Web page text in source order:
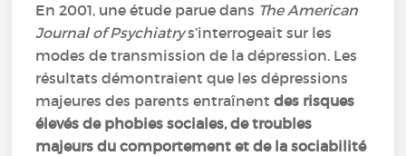
En 2001, une étude parue dans The American
Journal of Psychiatrys’interrogeait sur les
modes de transmission de la dépression. Les
résultats démontraient que les dépressions
majeures des parents entraînentdes risques
élevés de phobies sociales, de troubles
majeurs du comportement et de la sociabilité